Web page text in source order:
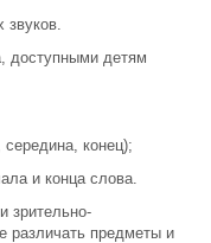
звуков.
доступными детям
конец);
и конца слова.
зрительно-
различать предметы и